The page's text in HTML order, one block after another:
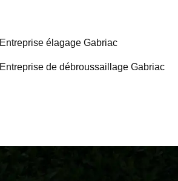
Entreprise élagage Gabriac
Entreprise de débroussaillage Gabriac